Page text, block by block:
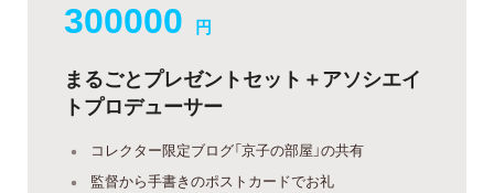
300000 円
まるごとプレゼントセット＋アソシエイ
トプロデューサー
コレクター限定ブログ「京子の部屋」の共有
監督から手書きのポストカードでお礼